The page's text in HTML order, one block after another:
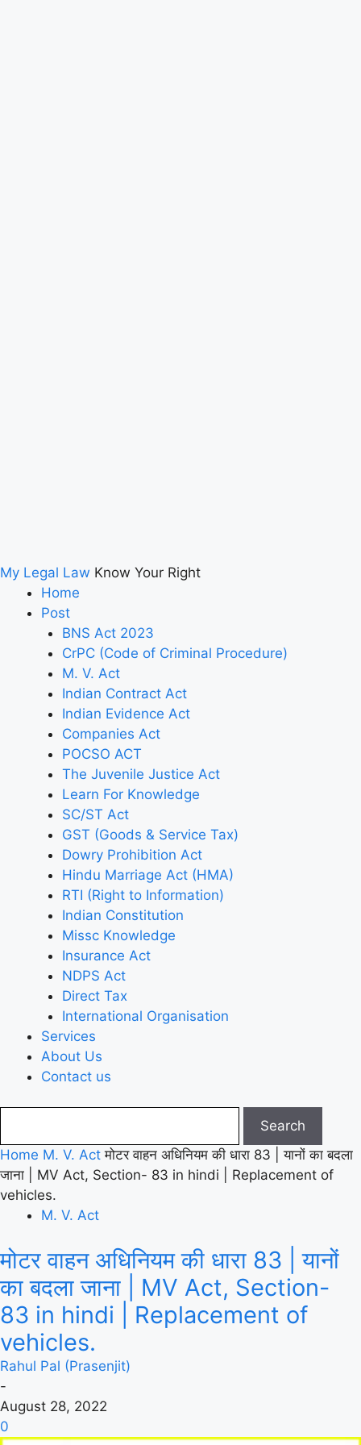
My Legal Law Know Your Right
Home
Post
BNS Act 2023
CrPC (Code of Criminal Procedure)
M. V. Act
Indian Contract Act
Indian Evidence Act
Companies Act
POCSO ACT
The Juvenile Justice Act
Learn For Knowledge
SC/ST Act
GST (Goods & Service Tax)
Dowry Prohibition Act
Hindu Marriage Act (HMA)
RTI (Right to Information)
Indian Constitution
Missc Knowledge
Insurance Act
NDPS Act
Direct Tax
International Organisation
Services
About Us
Contact us
Home M. V. Act मोटर वाहन अधिनियम की धारा 83 | यानों का बदला
जाना | MV Act, Section- 83 in hindi | Replacement of
vehicles.
M. V. Act
मोटर वाहन अधिनियम की धारा 83 | यानों
का बदला जाना | MV Act, Section-
83 in hindi | Replacement of
vehicles.
Rahul Pal (Prasenjit)
-
August 28, 2022
0